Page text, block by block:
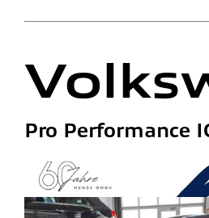
Pro Performance